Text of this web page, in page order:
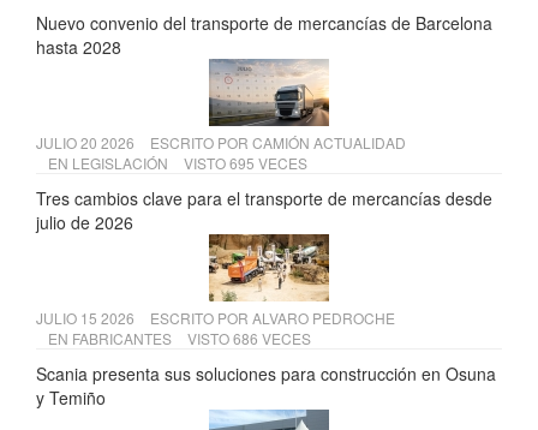
Nuevo convenio del transporte de mercancías de Barcelona
hasta 2028
JULIO 20 2026 ESCRITO POR CAMIÓN ACTUALIDAD
EN LEGISLACIÓN VISTO 695 VECES
Tres cambios clave para el transporte de mercancías desde
julio de 2026
JULIO 15 2026 ESCRITO POR ALVARO PEDROCHE
EN FABRICANTES VISTO 686 VECES
Scania presenta sus soluciones para construcción en Osuna
y Temiño